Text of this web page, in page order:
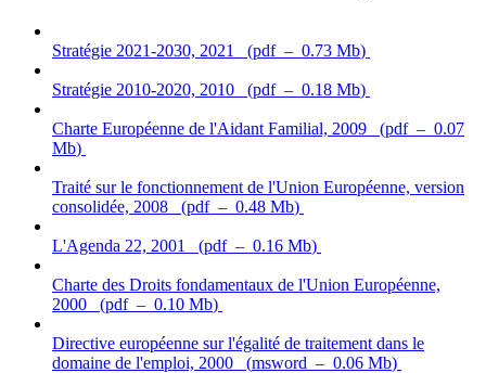
Stratégie 2021-2030, 2021 (pdf– 0.73 Mb)
Stratégie 2010-2020, 2010 (pdf– 0.18 Mb)
Charte Européenne de l'Aidant Familial, 2009 (pdf– 0.07
Mb)
Traité sur le fonctionnement de l'Union Européenne, version
consolidée, 2008
(pdf– 0.48 Mb)
L'Agenda 22, 2001 (pdf– 0.16 Mb)
Charte des Droits fondamentaux de l'Union Européenne,
2000
(pdf– 0.10 Mb)
Directive européenne sur l'égalité de traitement dans le
domaine de l'emploi, 2000
(msword – 0.06 Mb)